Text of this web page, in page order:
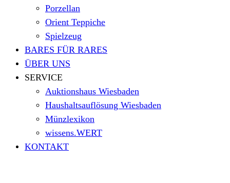
Porzellan
Orient Teppiche
Spielzeug
BARES FÜR RARES
ÜBER UNS
SERVICE
Auktionshaus Wiesbaden
Haushaltsauflösung Wiesbaden
Münzlexikon
wissens.WERT
KONTAKT